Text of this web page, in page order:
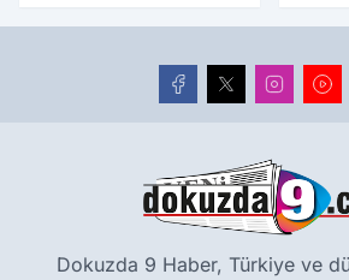
Dokuzda 9 Haber, Türkiye ve